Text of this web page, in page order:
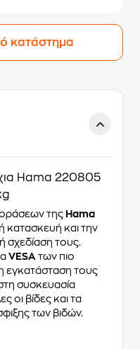
κατάστημα
Hama 220805
της Hama
κατασκευή και την
σχεδίαση τους.
VESA των πιο
εγκατάσταση τους
συσκευασία
οι βίδες και τα
των βιδών.